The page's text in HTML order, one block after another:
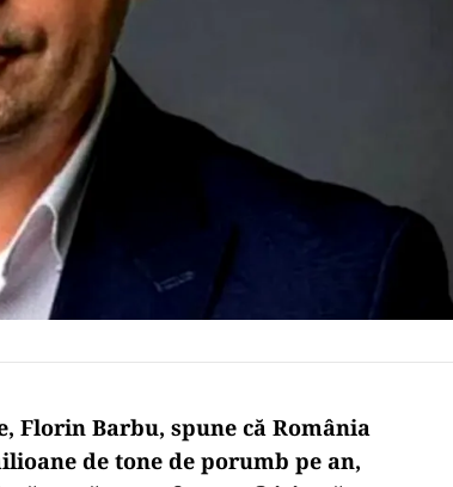
Barbu, spune că România
de tone de porumb pe an,